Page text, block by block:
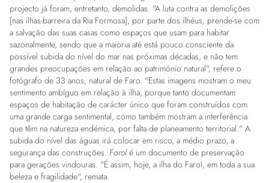
projecto já foram, entretanto, demolidas. "A luta contra as demolições
[nas ilhas-barreira da Ria Formosa]​, por parte dos ilhéus, prende-se com
a salvação das suas casas como espaços que usam para habitar
sazonalmente, sendo que a maioria até está pouco consciente da
possível subida do nível do mar nas próximas décadas, e não tem
grandes preocupações em relação ao património natural", refere o
fotógrafo de 33 anos, natural de Faro. "Estas imagens mostram o meu
sentimento ambíguo em relação à ilha, porque tanto documentam
espaços de habitação de carácter único que foram construídos com
uma grande carga sentimental, como também mostram a interferência
que têm na natureza endémica, por falta de planeamento territorial." A
subida do nível das águas irá colocar em risco, a médio prazo, a
segurança das construções. Farolé um documento de preservação
para gerações vindouras. "É assim, hoje, a ilha do Farol, em toda a sua
beleza e fragilidade", remata.